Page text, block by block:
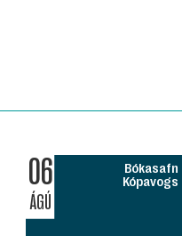
06
ÁGÚ
Bókasafn
Kópavogs